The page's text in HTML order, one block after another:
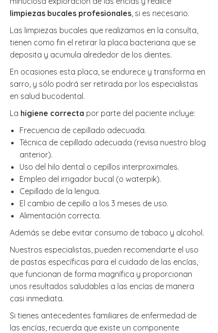
limpiezas bucales profesionales , si es necesario.
Las limpiezas bucales que realizamos en la consulta,
tienen como fin el retirar la placa bacteriana que se
deposita y acumula alrededor de los dientes.
En ocasiones esta placa, se endurece y transforma en
sarro, y sólo podrá ser retirada por los especialistas
en salud bucodental.
La higiene correcta por parte del paciente incluye:
Frecuencia de cepillado adecuada.
Técnica de cepillado adecuada (revisa nuestro blog
anterior).
Uso del hilo dental o cepillos interproximales.
Empleo del irrigador bucal (o waterpik).
Cepillado de la lengua.
El cambio de cepillo a los 3 meses de uso.
Alimentación correcta.
Además se debe evitar consumo de tabaco y alcohol.
Nuestros especialistas, pueden recomendarte el uso
de pastas específicas para el cuidado de las encías,
que funcionan de forma magnífica y proporcionan
unos resultados saludables a las encías de manera
casi inmediata.
Si tienes antecedentes familiares de enfermedad de
las encías, recuerda que existe un componente